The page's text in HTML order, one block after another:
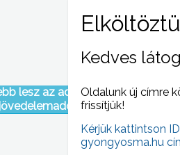
lesz az adózóknak
bevallási
Kedves
Oldalunk új címre
frissítjük!
Kérjük kattintson
gyongyosma.hu